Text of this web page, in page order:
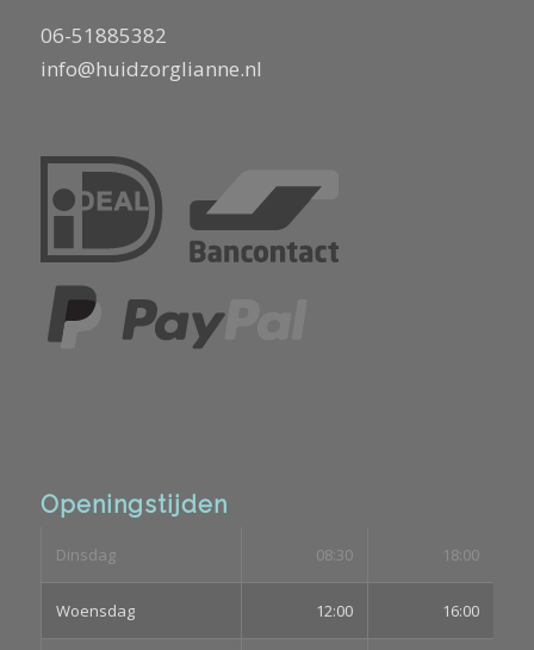
06-51885382
info@huidzorglianne.nl
Openingstijden
Dinsdag 08:30 18:00
Woensdag 12:00 16:00